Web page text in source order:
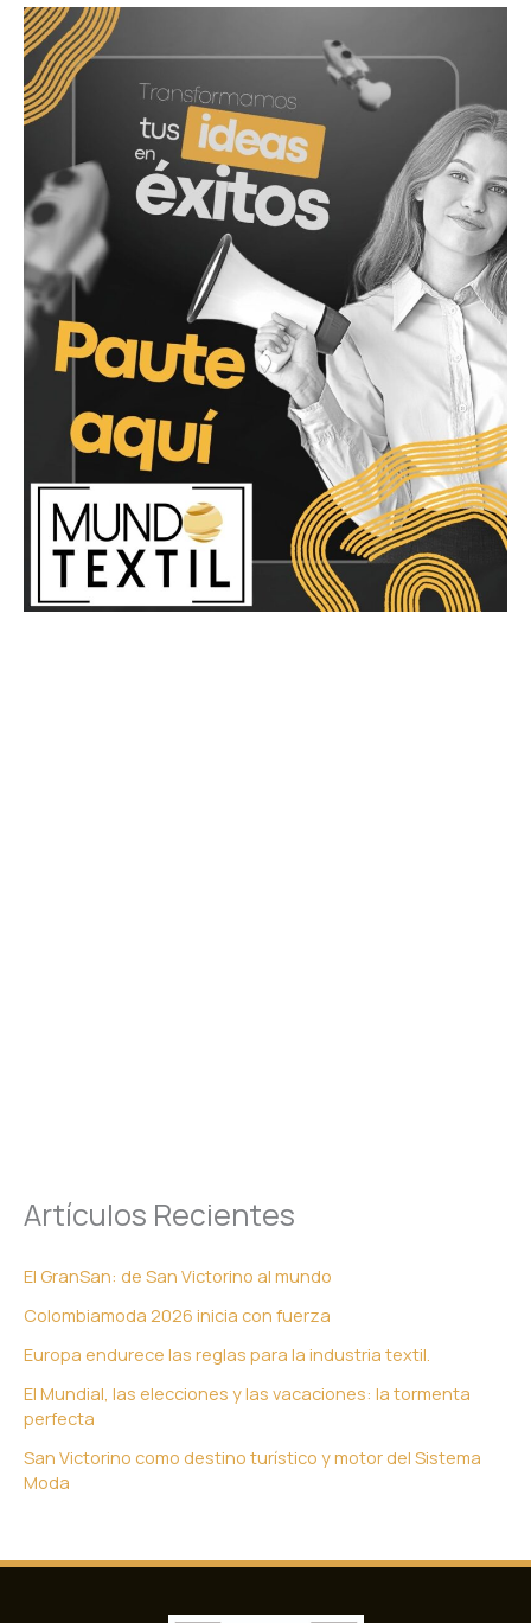
Artículos Recientes
El GranSan: de San Victorino al mundo
Colombiamoda 2026 inicia con fuerza
Europa endurece las reglas para la industria textil.
El Mundial, las elecciones y las vacaciones: la tormenta
perfecta
San Victorino como destino turístico y motor del Sistema
Moda